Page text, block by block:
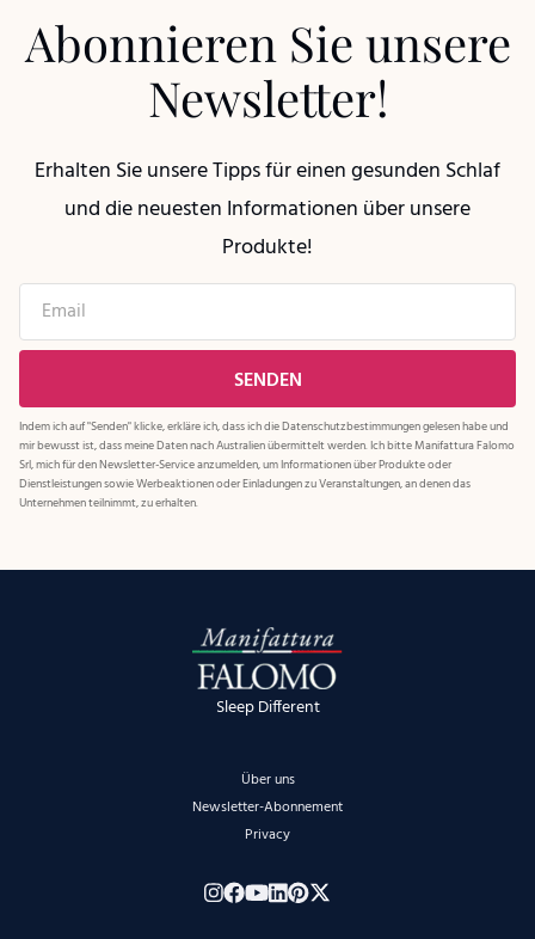
Abonnieren Sie unsere
Newsletter!
Erhalten Sie unsere Tipps für einen gesunden Schlaf
und die neuesten Informationen über unsere
Produkte!
Indem ich auf "Senden" klicke, erkläre ich, dass ich dieDatenschutzbestimmungengelesen habe und
mir bewusst ist, dass meine Daten nach Australien übermittelt werden. Ich bitte Manifattura Falomo
Srl, mich für den Newsletter-Service anzumelden, um Informationen über Produkte oder
Dienstleistungen sowie Werbeaktionen oder Einladungen zu Veranstaltungen, an denen das
Unternehmen teilnimmt, zu erhalten.
Sleep Different
Über uns
Newsletter-Abonnement
Privacy